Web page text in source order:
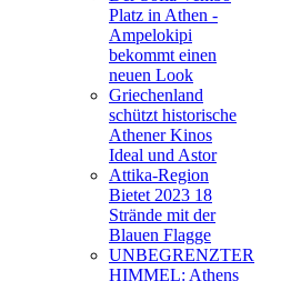
Platz in Athen -
Ampelokipi
bekommt einen
neuen Look
Griechenland
schützt historische
Athener Kinos
Ideal und Astor
Attika-Region
Bietet 2023 18
Strände mit der
Blauen Flagge
UNBEGRENZTER
HIMMEL: Athens